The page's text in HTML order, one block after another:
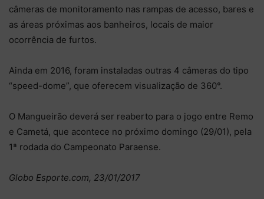
câmeras de monitoramento nas rampas de acesso, bares e
as áreas próximas aos banheiros, locais de maior
ocorrência de furtos.
Ainda em 2016, foram instaladas outras 4 câmeras do tipo
“speed-dome”, que oferecem visualização de 360°.
O Mangueirão deverá ser reaberto para o jogo entre Remo
e Cametá, que acontece no próximo domingo (29/01), pela
1ª rodada do Campeonato Paraense.
Globo Esporte.com, 23/01/2017